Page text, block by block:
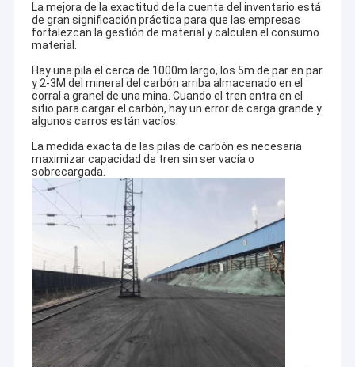
La mejora de la exactitud de la cuenta del inventario está
de gran significación práctica para que las empresas
fortalezcan la gestión de material y calculen el consumo
material.
Hay una pila el cerca de 1000m largo, los 5m de par en par
y 2-3M del mineral del carbón arriba almacenado en el
corral a granel de una mina. Cuando el tren entra en el
sitio para cargar el carbón, hay un error de carga grande y
algunos carros están vacíos.
La medida exacta de las pilas de carbón es necesaria
maximizar capacidad de tren sin ser vacía o
sobrecargada.